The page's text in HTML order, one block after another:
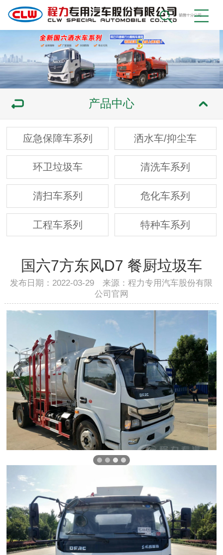
产品中心
应急保障车系列 洒水车/抑尘车
环卫垃圾车 清洗车系列
清扫车系列 危化车系列
工程车系列 特种车系列
国六7方东风D7 餐厨垃圾车
发布日期：2022-03-29 来源：程力专用汽车股份有限
公司官网